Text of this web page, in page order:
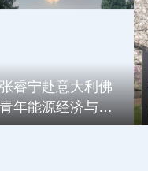
睿宁赴意大利佛
年能源经济与工
并开展能源低碳